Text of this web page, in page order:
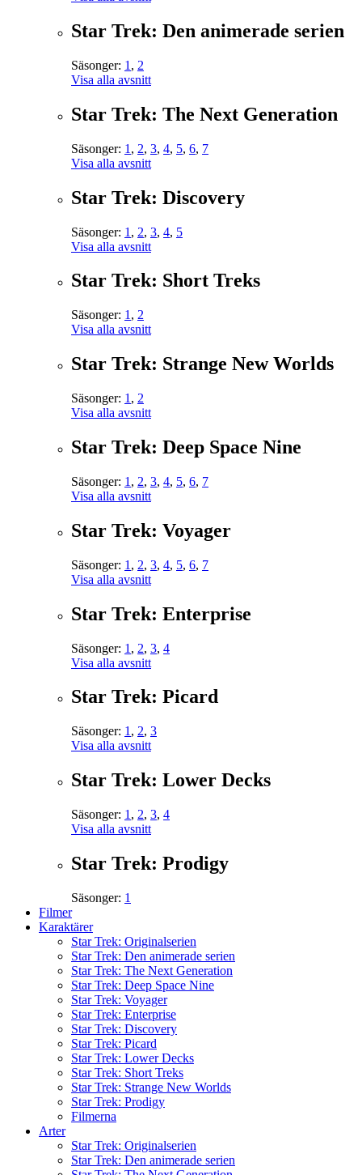
Star Trek: Den animerade serien
Säsonger: 1 , 2
Visa alla avsnitt
Star Trek: The Next Generation
Säsonger: 1 , 2, 3, 4, 5, 6, 7
Visa alla avsnitt
Star Trek: Discovery
Säsonger: 1 , 2, 3, 4, 5
Visa alla avsnitt
Star Trek: Short Treks
Säsonger: 1 , 2
Visa alla avsnitt
Star Trek: Strange New Worlds
Säsonger: 1 , 2
Visa alla avsnitt
Star Trek: Deep Space Nine
Säsonger: 1 , 2, 3, 4, 5, 6, 7
Visa alla avsnitt
Star Trek: Voyager
Säsonger: 1 , 2, 3, 4, 5, 6, 7
Visa alla avsnitt
Star Trek: Enterprise
Säsonger: 1 , 2, 3, 4
Visa alla avsnitt
Star Trek: Picard
Säsonger: 1 , 2, 3
Visa alla avsnitt
Star Trek: Lower Decks
Säsonger: 1 , 2, 3, 4
Visa alla avsnitt
Star Trek: Prodigy
Säsonger: 1
Filmer
Karaktärer
Star Trek: Originalserien
Star Trek: Den animerade serien
Star Trek: The Next Generation
Star Trek: Deep Space Nine
Star Trek: Voyager
Star Trek: Enterprise
Star Trek: Discovery
Star Trek: Picard
Star Trek: Lower Decks
Star Trek: Short Treks
Star Trek: Strange New Worlds
Star Trek: Prodigy
Filmerna
Arter
Star Trek: Originalserien
Star Trek: Den animerade serien